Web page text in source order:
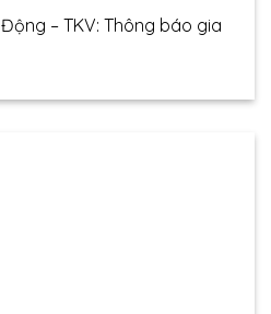
– TKV: Thông báo gia